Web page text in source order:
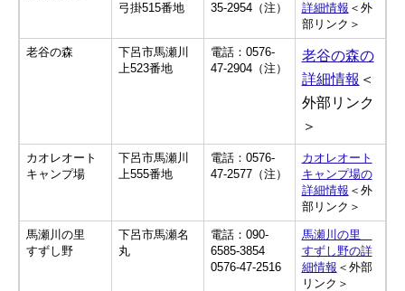
弓掛515番地
35-2954（注）
詳細情報 ＜外
部リンク＞
老谷の森
下呂市馬瀬川
上523番地
電話：0576-
47-2904（注）
老谷の森の
詳細情報 ＜
外部リンク
＞
カオレオート
キャンプ場
下呂市馬瀬川
上555番地
電話：0576-
47-2577（注）
カオレオート
キャンプ場の
詳細情報 ＜外
部リンク＞
馬瀬川の里
すずし野
下呂市馬瀬名
丸
電話：090-
6585-3854
0576-47-2516
馬瀬川の里
すずし野の詳
細情報 ＜外部
リンク＞